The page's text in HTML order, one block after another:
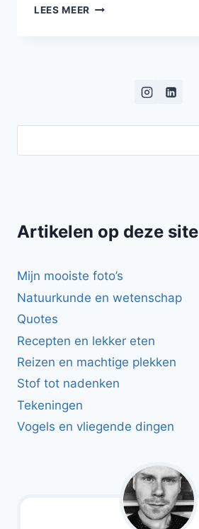
LEES MEER QUINOA
GRANAATAPPEL
Artikelen op deze site
Mijn mooiste foto’s
Natuurkunde en wetenschap
Quotes
Recepten en lekker eten
Reizen en machtige plekken
Stof tot nadenken
Tekeningen
Vogels en vliegende dingen